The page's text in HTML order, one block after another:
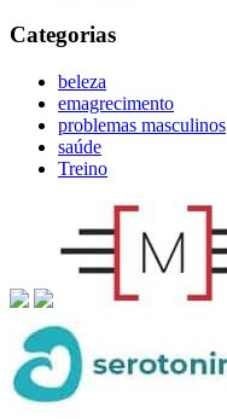
Categorias
beleza
emagrecimento
problemas masculinos
saúde
Treino